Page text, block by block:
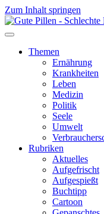
Zum Inhalt springen
Themen
Ernährung
Krankheiten
Leben
Medizin
Politik
Seele
Umwelt
Rubriken
Aktuelles
Aufgefrischt
Aufgespießt
Buchtipp
Cartoon